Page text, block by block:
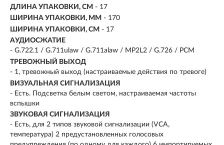
ДЛИНА УПАКОВКИ, СМ - 17
ШИРИНА УПАКОВКИ, ММ - 170
ШИРИНА УПАКОВКИ, СМ - 17
АУДИОСЖАТИЕ
- G.722.1 / G.711ulaw / G.711alaw / MP2L2 / G.726 / PCM
ТРЕВОЖНЫЙ ВЫХОД
- 1, тревожный выход (настраиваемые действия по тревоге)
ВИЗУАЛЬНАЯ СИГНАЛИЗАЦИЯ
- Есть. Подсветка белым светом, настраиваемая частоты
вспышки
ЗВУКОВАЯ СИГНАЛИЗАЦИЯ
- Есть, для 2 типов звуковой сигнализации (VCA,
температура) 2 предустановленных голосовых